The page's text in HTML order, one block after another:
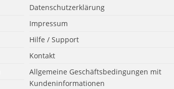
Datenschutzerklärung
Impressum
Hilfe / Support
Kontakt
Allgemeine Geschäftsbedingungen mit
Kundeninformationen